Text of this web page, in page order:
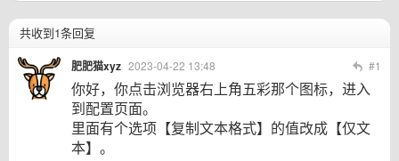
共收到1条回复
肥肥猫xyz 2023-04-22 13:48 #1
你好，你点击浏览器右上角五彩那个图标，进入
到配置页面。
里面有个选项【复制文本格式】的值改成【仅文
本】。